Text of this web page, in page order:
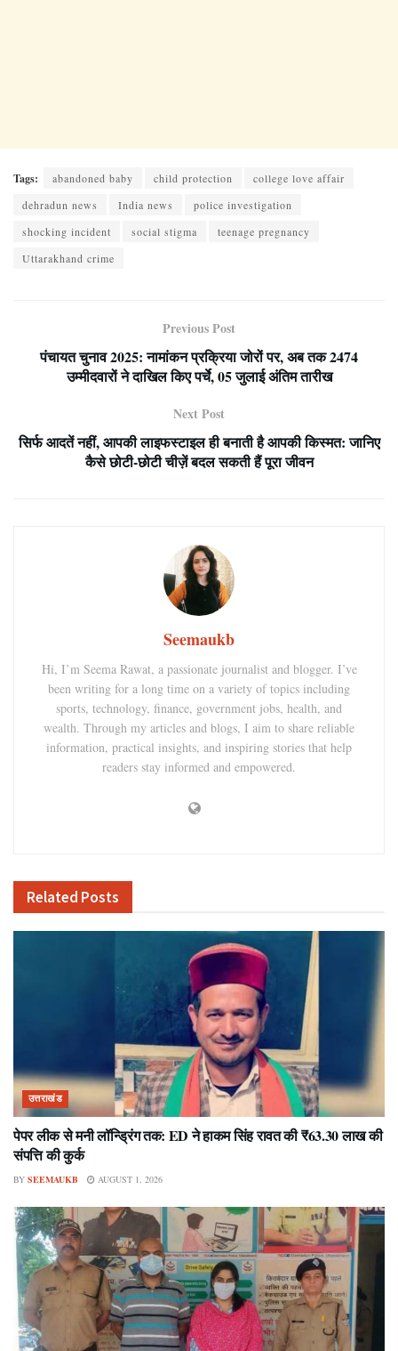
Tags: abandoned baby child protection
college love affair
dehradun news
India news
police investigation
shocking incident
social stigma
teenage pregnancy
Uttarakhand crime
Previous Post
पंचायत चुनाव 2025: नामांकन प्रक्रिया जोरों पर, अब तक 2474
उम्मीदवारों ने दाखिल किए पर्चे, 05 जुलाई अंतिम तारीख
Next Post
सिर्फ आदतें नहीं, आपकी लाइफस्टाइल ही बनाती है आपकी किस्मत: जानिए
कैसे छोटी-छोटी चीज़ें बदल सकती हैं पूरा जीवन
Seemaukb
Hi, I’m Seema Rawat, a passionate journalist and blogger. I’ve
been writing for a long time on a variety of topics including
sports, technology, finance, government jobs, health, and
wealth. Through my articles and blogs, I aim to share reliable
information, practical insights, and inspiring stories that help
readers stay informed and empowered.
Related Posts
उत्तराखंड
पेपर लीक से मनी लॉन्ड्रिंग तक: ED ने हाकम सिंह रावत की ₹63.30 लाख की
संपत्ति की कुर्क
BY SEEMAUKB AUGUST 1, 2026